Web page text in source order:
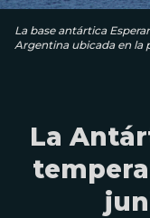
La base antártica
Argentina ubicada en la
La